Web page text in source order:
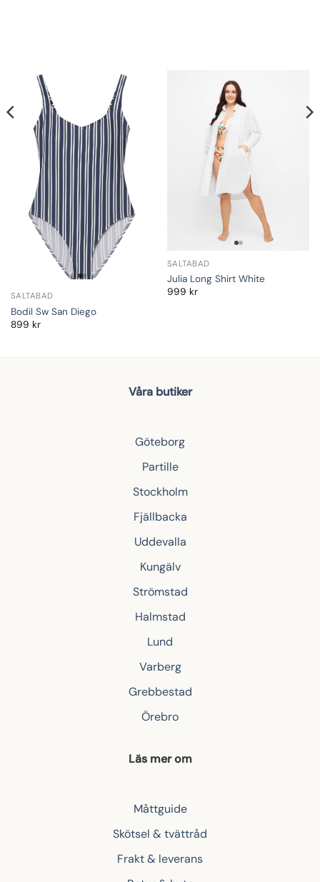
SALTABAD
Bodil Sw San Diego
899 kr
SALTABAD
Julia Long Shirt White
999 kr
Våra butiker
Göteborg
Partille
Stockholm
Fjällbacka
Uddevalla
Kungälv
Strömstad
Halmstad
Lund
Varberg
Grebbestad
Örebro
Läs mer om
Måttguide
Skötsel & tvättråd
Frakt & leverans